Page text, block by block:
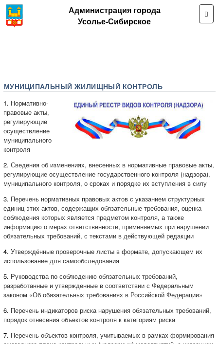
Администрация города
Усолье-Сибирское
МУНИЦИПАЛЬНЫЙ ЖИЛИЩНЫЙ КОНТРОЛЬ
1. Нормативно-
правовые акты,
регулирующие
осуществление
муниципального
контроля
2. Сведения об изменениях, внесенных в нормативные правовые акты,
регулирующие осуществление государственного контроля (надзора),
муниципального контроля, о сроках и порядке их вступления в силу
3. Перечень нормативных правовых актов с указанием структурных
единиц этих актов, содержащих обязательные требования, оценка
соблюдения которых является предметом контроля, а также
информацию о мерах ответственности, применяемых при нарушении
обязательных требований, с текстами в действующей редакции
4. Утверждённые проверочные листы в формате, допускающем их
использование для самообследования
5. Руководства по соблюдению обязательных требований,
разработанные и утвержденные в соответствии с Федеральным
законом «Об обязательных требованиях в Российской Федерации»
6. Перечень индикаторов риска нарушения обязательных требований,
порядок отнесения объектов контроля к категориям риска
7. Перечень объектов контроля, учитываемых в рамках формирования